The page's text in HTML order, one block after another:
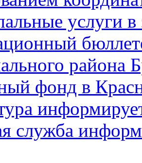
услуги в
района
фонд в
служба